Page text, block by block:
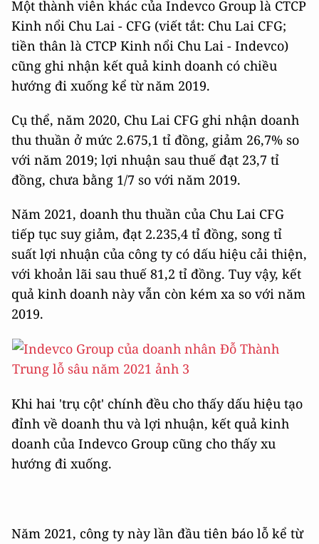
Một thành viên khác của Indevco Group là CTCP
Kinh nổi Chu Lai - CFG (viết tắt: Chu Lai CFG;
tiền thân là CTCP Kinh nổi Chu Lai - Indevco)
cũng ghi nhận kết quả kinh doanh có chiều
hướng đi xuống kể từ năm 2019.
Cụ thể, năm 2020, Chu Lai CFG ghi nhận doanh
thu thuần ở mức 2.675,1 tỉ đồng, giảm 26,7% so
với năm 2019; lợi nhuận sau thuế đạt 23,7 tỉ
đồng, chưa bằng 1/7 so với năm 2019.
Năm 2021, doanh thu thuần của Chu Lai CFG
tiếp tục suy giảm, đạt 2.235,4 tỉ đồng, song tỉ
suất lợi nhuận của công ty có dấu hiệu cải thiện,
với khoản lãi sau thuế 81,2 tỉ đồng. Tuy vậy, kết
quả kinh doanh này vẫn còn kém xa so với năm
2019.
Khi hai 'trụ cột' chính đều cho thấy dấu hiệu tạo
đỉnh về doanh thu và lợi nhuận, kết quả kinh
doanh của Indevco Group cũng cho thấy xu
hướng đi xuống.
Năm 2021, công ty này lần đầu tiên báo lỗ kể từ